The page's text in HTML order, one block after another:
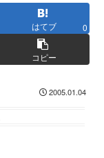
はてブ 0
コピー
2005.01.04